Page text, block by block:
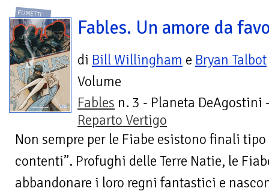
FUMETTI
Fables. Un amore da
di Bill Willingham e Bryan Talbot
Volume
Fables n. 3 - Planeta DeAgostini
Reparto Vertigo
Non sempre per le Fiabe esistono finali
contenti”. Profughi delle Terre Natie, le
abbandonare i loro regni fantastici e